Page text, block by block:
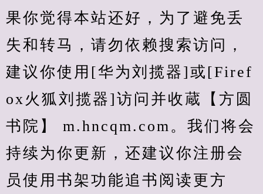
果你觉得本站还好，为了避免丢
失和转马，请勿依赖搜索访问，
建议你使用[华为刘揽器]或[Firef
ox火狐刘揽器]访问并收蔵【方圆
书院】 m.hncqm.com。我们将会
持续为你更新，还建议你注册会
员使用书架功能追书阅读更方